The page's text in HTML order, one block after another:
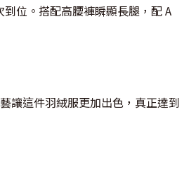
位。搭配高腰褲瞬顯長腿，配 A
讓這件羽絨服更加出色，真正達到